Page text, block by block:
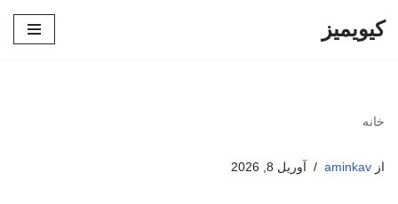
کیویمیز
خانه
از aminkav آوریل 8, 2026